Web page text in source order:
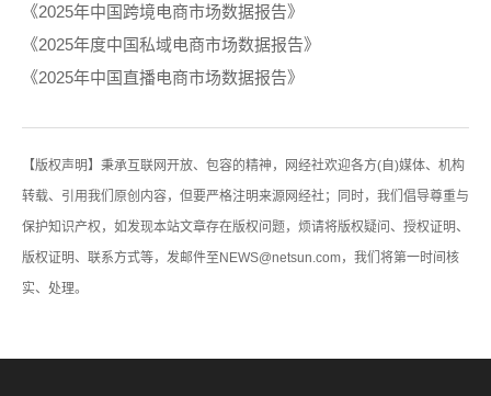
《2025年中国跨境电商市场数据报告》
《2025年度中国私域电商市场数据报告》
《2025年中国直播电商市场数据报告》
【版权声明】秉承互联网开放、包容的精神，网经社欢迎各方(自)媒体、机构
转载、引用我们原创内容，但要严格注明来源网经社；同时，我们倡导尊重与
保护知识产权，如发现本站文章存在版权问题，烦请将版权疑问、授权证明、
版权证明、联系方式等，发邮件至NEWS@netsun.com，我们将第一时间核
实、处理。